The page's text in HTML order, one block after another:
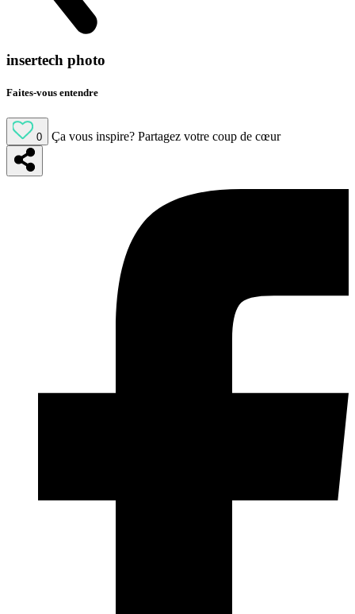
insertech photo
Faites-vous entendre
0 Ça vous inspire? Partagez votre coup de cœur